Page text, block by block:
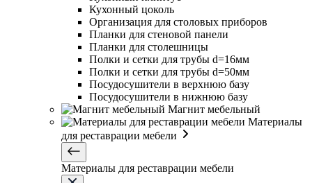
Кухонный цоколь
Организация для столовых приборов
Планки для стеновой панели
Планки для столешницы
Полки и сетки для трубы d=16мм
Полки и сетки для трубы d=50мм
Посудосушители в верхнюю базу
Посудосушители в нижнюю базу
Магнит мебельный
Материалы
для реставрации мебели
Материалы для реставрации мебели